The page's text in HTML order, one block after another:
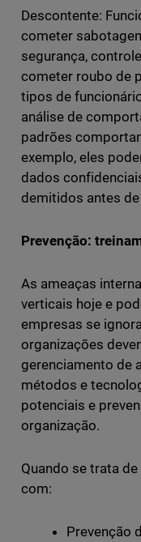
Descontente:
cometer
segurança,
cometer roubo de
tipos de
análise de
padrões
exemplo, eles
dados
demitidos antes
Prevenção:
As ameaças
verticais hoje e
empresas se
organizações
gerenciamento de
métodos e
potenciais e
organização.
Quando se trata
com:
Prevenção